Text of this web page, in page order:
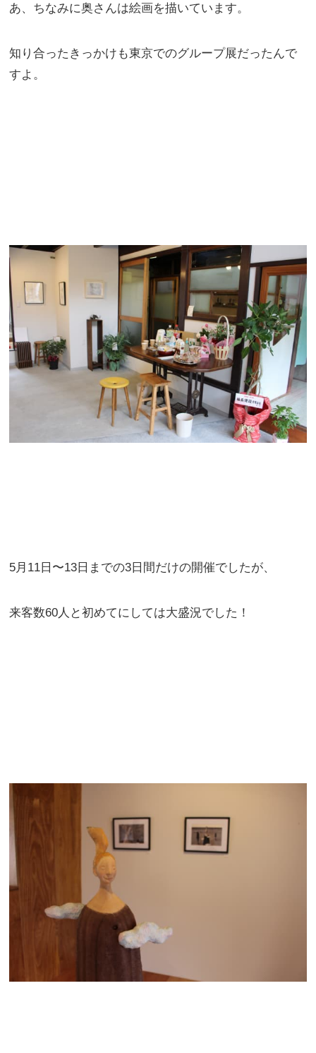
あ、ちなみに奥さんは絵画を描いています。
知り合ったきっかけも東京でのグループ展だったんで
すよ。
5月11日〜13日までの3日間だけの開催でしたが、
来客数60人と初めてにしては大盛況でした！